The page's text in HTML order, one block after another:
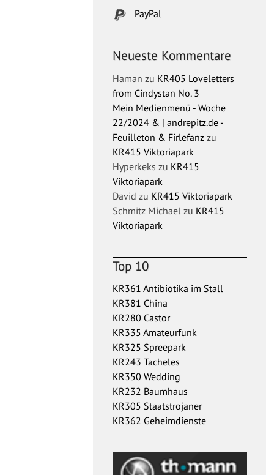
PayPal
Neueste Kommentare
Haman zu KR405 Loveletters
from Cindystan No. 3
Mein Medienmenü - Woche
22/2024 & | andrepitz.de -
Feuilleton & Firlefanz zu
KR415 Viktoriapark
Hyperkeks zu KR415
Viktoriapark
David zu KR415 Viktoriapark
Schmitz Michael zu KR415
Viktoriapark
Top 10
KR361 Antibiotika im Stall
KR381 China
KR280 Castor
KR335 Amateurfunk
KR325 Spreepark
KR243 Tacheles
KR350 Wedding
KR232 Baumhaus
KR305 Staatstrojaner
KR362 Geheimdienste